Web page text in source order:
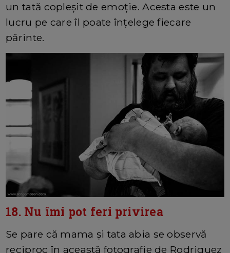
un tată copleșit de emoție. Acesta este un
lucru pe care îl poate înțelege fiecare
părinte.
18. Nu îmi pot feri privirea
Se pare că mama și tata abia se observă
reciproc în această fotografie de Rodriguez